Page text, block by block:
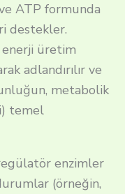
ATP formunda
destekler.
üretim
adlandırılır ve
metabolik
temel
enzimler
(örneğin,